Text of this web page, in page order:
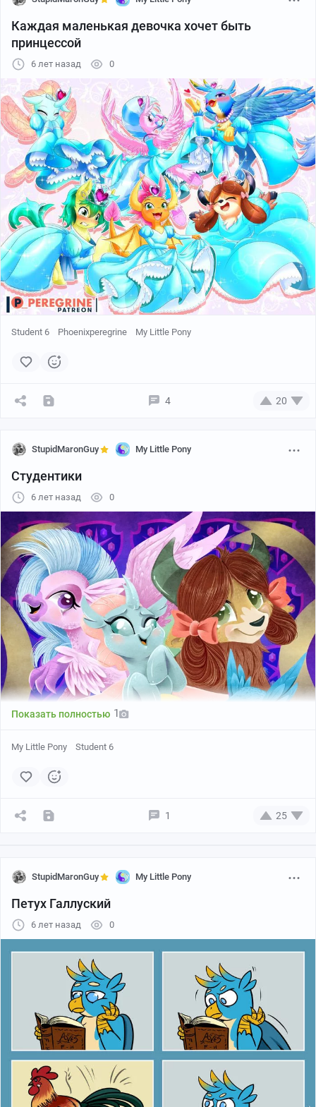
Каждая маленькая девочка хочет быть
принцессой
6 лет назад 0
Student 6 Phoenixperegrine My Little Pony
4 20
StupidMaronGuy My Little Pony
Студентики
6 лет назад 0
https://i.4cdn.org/mlp/1580718902899.jpg
Показать полностью 1
My Little Pony Student 6
1 25
StupidMaronGuy My Little Pony
Петух Галлуский
6 лет назад 0